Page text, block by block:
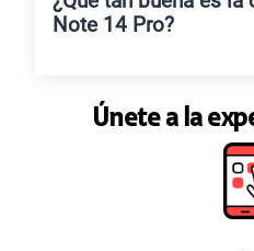
Note 14 Pro?
Únete a la